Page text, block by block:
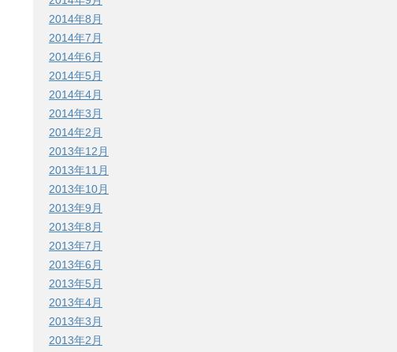
2014年8月
2014年7月
2014年6月
2014年5月
2014年4月
2014年3月
2014年2月
2013年12月
2013年11月
2013年10月
2013年9月
2013年8月
2013年7月
2013年6月
2013年5月
2013年4月
2013年3月
2013年2月